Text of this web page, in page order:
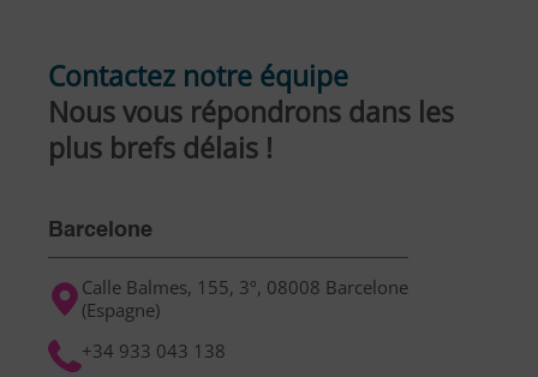
Contactez notre équipe
Nous vous répondrons dans les
plus brefs délais !
Barcelone
Calle Balmes, 155, 3º, 08008 Barcelone
(Espagne)
+34 933 043 138